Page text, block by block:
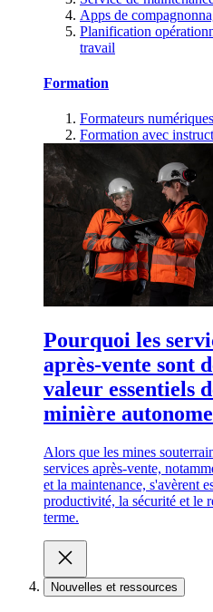
Apps de
Planification
travail
Formation
Formateurs numériques
Formation avec
Pourquoi les
après-vente sont
valeur essentiels
minière autonome
Alors que les mines
services après-vente,
et la maintenance, s'avèrent
productivité, la sécurité et le
terme.
Nouvelles et ressources